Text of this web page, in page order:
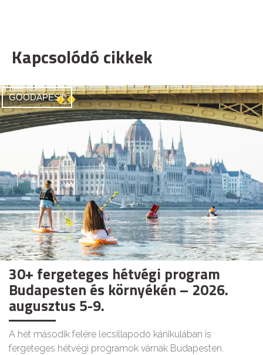
Kapcsolódó cikkek
GOODAPEST
30+ fergeteges hétvégi program
Budapesten és környékén – 2026.
augusztus 5-9.
A hét második felére lecsillapodó kánikulában is
fergeteges hétvégi programok várnak Budapesten.